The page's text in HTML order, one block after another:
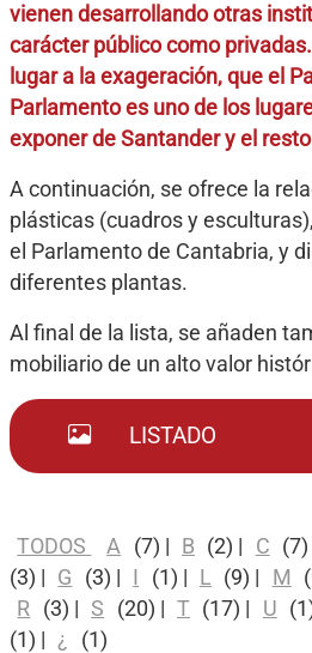
vienen desarrollando otras
carácter público como
lugar a la exageración, que el
Parlamento es uno de los
exponer de Santander y el
A continuación, se ofrece la
plásticas (cuadros y
el Parlamento de Cantabria, y
diferentes plantas.
Al final de la lista, se añaden
mobiliario de un alto valor
LISTADO
TODOS A (7) | B (2) | C (7)
(3) | G (3) | I (1) | L (9) | M
R
(3) | S (20) | T (17) | U
(1) | ¿ (1)